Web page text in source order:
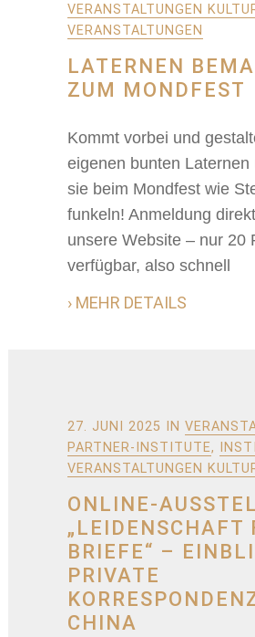
VERANSTALTUNGEN
VERANSTALTUNGEN
LATERNEN
ZUM MONDFEST
Kommt vorbei und
eigenen bunten Laternen
sie beim Mondfest wie
funkeln! Anmeldung
unsere Website – nur 20
verfügbar, also schnell
› MEHR DETAILS
27. JUNI 2025 IN
PARTNER-INSTITUTE,
VERANSTALTUNGEN
ONLINE-
„LEIDENSCHAFT
BRIEFE“ –
PRIVATE
CHINA